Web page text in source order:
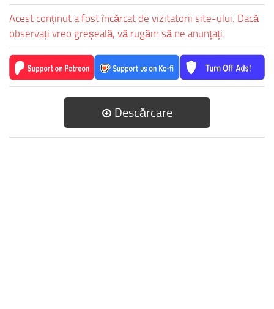
Acest conținut a fost încărcat de vizitatorii site-ului. Dacă
observați vreo greșeală, vă rugăm să ne anunțați.
Descărcare